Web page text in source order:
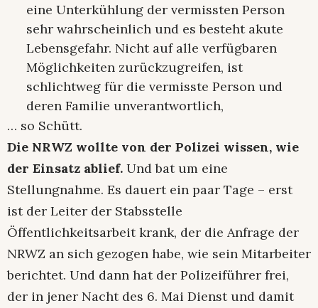
eine Unterkühlung der vermissten Person
sehr wahrscheinlich und es besteht akute
Lebensgefahr. Nicht auf alle verfügbaren
Möglichkeiten zurückzugreifen, ist
schlichtweg für die vermisste Person und
deren Familie unverantwortlich,
… so Schütt.
Die NRWZ wollte von der Polizei wissen, wie
der Einsatz ablief. Und bat um eine
Stellungnahme. Es dauert ein paar Tage – erst
ist der Leiter der Stabsstelle
Öffentlichkeitsarbeit krank, der die Anfrage der
NRWZ an sich gezogen habe, wie sein Mitarbeiter
berichtet. Und dann hat der Polizeiführer frei,
der in jener Nacht des 6. Mai Dienst und damit